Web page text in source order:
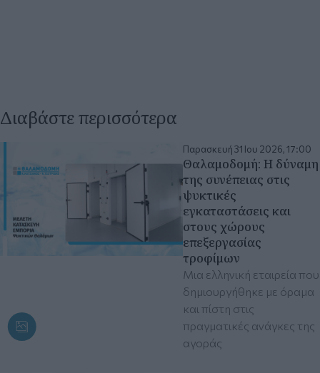
Διαβάστε περισσότερα
Παρασκευή 31 Ιου 2026, 17:00
Θαλαμοδομή: Η δύναμη
της συνέπειας στις
ψυκτικές
εγκαταστάσεις και
στους χώρους
επεξεργασίας
τροφίμων
Μια ελληνική εταιρεία που
δημιουργήθηκε με όραμα
και πίστη στις
πραγματικές ανάγκες της
αγοράς